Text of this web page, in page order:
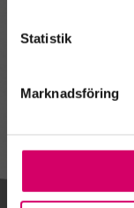
Statistik
Marknadsföring